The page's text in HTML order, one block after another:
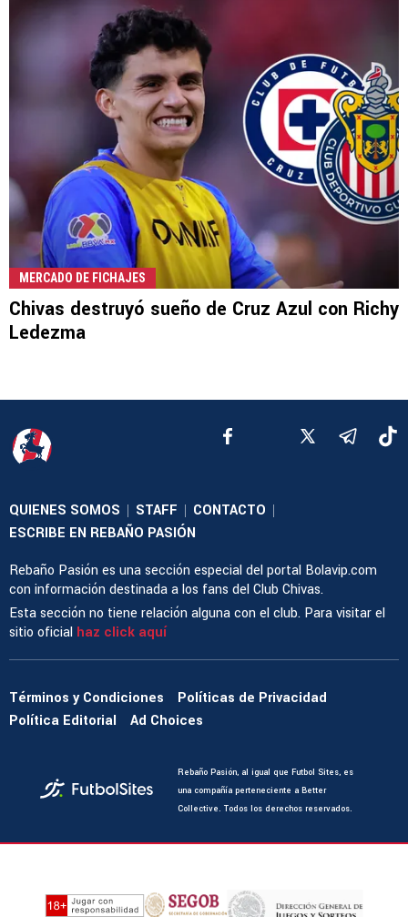
MERCADO DE FICHAJES
Chivas destruyó sueño de Cruz Azul con Richy
Ledezma
QUIENES SOMOS | STAFF | CONTACTO |
ESCRIBE EN REBAÑO PASIÓN
Rebaño Pasión es una sección especial del portal Bolavip.com
con información destinada a los fans del Club Chivas.
Esta sección no tiene relación alguna con el club. Para visitar el
sitio oficial haz click aquí
Términos y Condiciones
Políticas de Privacidad
Política Editorial
Ad Choices
Rebaño Pasión, al igual que Futbol Sites, es
una compañía perteneciente a Better
Collective. Todos los derechos reservados.